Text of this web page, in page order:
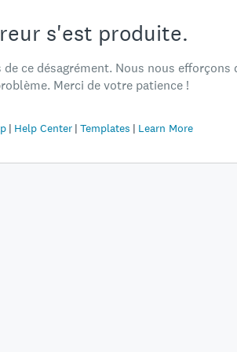
s'est produite.
ce désagrément. Nous nous efforçons
Merci de votre patience !
Help Center Templates Learn More